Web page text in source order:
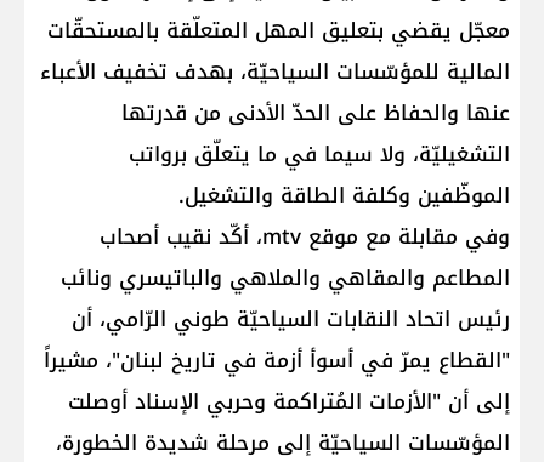
معجّل يقضي بتعليق المهل المتعلّقة بالمستحقّات
المالية للمؤسّسات السياحيّة، بهدف تخفيف الأعباء
عنها والحفاظ على الحدّ الأدنى من قدرتها
التشغيليّة، ولا سيما في ما يتعلّق برواتب
الموظّفين وكلفة الطاقة والتشغيل.
وفي مقابلة مع موقع mtv، أكّد نقيب أصحاب
المطاعم والمقاهي والملاهي والباتيسري ونائب
رئيس اتحاد النقابات السياحيّة طوني الرّامي، أن
"القطاع يمرّ في أسوأ أزمة في تاريخ لبنان"، مشيراً
إلى أن "الأزمات المُتراكمة وحربي الإسناد أوصلت
المؤسّسات السياحيّة إلى مرحلة شديدة الخطورة،